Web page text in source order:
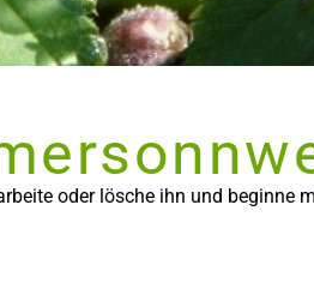
oder lösche ihn und beginne